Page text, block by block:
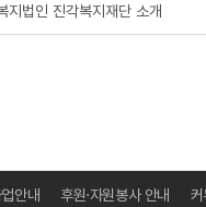
지법인 진각복지재단 소개
안내 후원·자원봉사 안내 커